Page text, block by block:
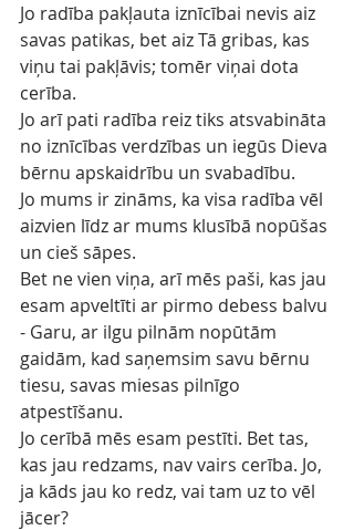
Jo radība pakļauta iznīcībai nevis aiz
savas patikas, bet aiz Tā gribas, kas
viņu tai pakļāvis; tomēr viņai dota
cerība.
Jo arī pati radība reiz tiks atsvabināta
no iznīcības verdzības un iegūs Dieva
bērnu apskaidrību un svabadību.
Jo mums ir zināms, ka visa radība vēl
aizvien līdz ar mums klusībā nopūšas
un cieš sāpes.
Bet ne vien viņa, arī mēs paši, kas jau
esam apveltīti ar pirmo debess balvu
- Garu, ar ilgu pilnām nopūtām
gaidām, kad saņemsim savu bērnu
tiesu, savas miesas pilnīgo
atpestīšanu.
Jo cerībā mēs esam pestīti. Bet tas,
kas jau redzams, nav vairs cerība. Jo,
ja kāds jau ko redz, vai tam uz to vēl
jācer?